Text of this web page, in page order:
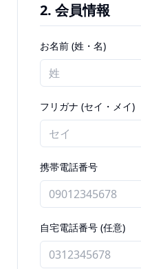
2. 会員情報
お名前 (姓・名)
フリガナ (セイ・メイ)
携帯電話番号
自宅電話番号 (任意)